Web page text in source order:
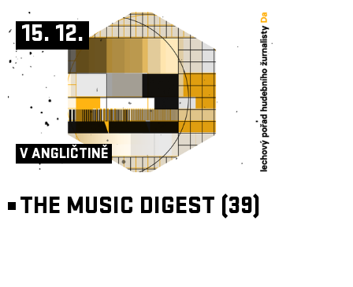
15. 12.
V ANGLIČTINĚ
THE MUSIC DIGEST (39)